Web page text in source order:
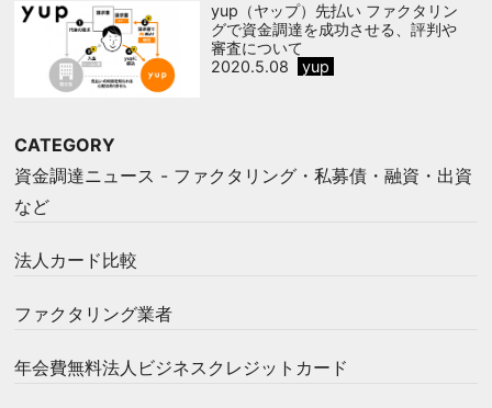
yup（ヤップ）先払い ファクタリン
グで資金調達を成功させる、評判や
審査について
2020.5.08
yup
CATEGORY
資金調達ニュース - ファクタリング・私募債・融資・出資
など
法人カード比較
ファクタリング業者
年会費無料法人ビジネスクレジットカード